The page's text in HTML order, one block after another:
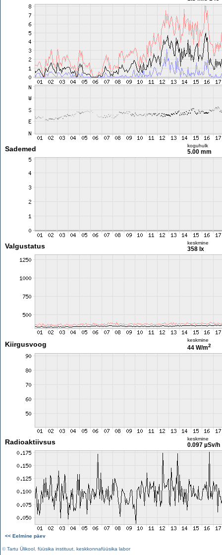
Sademed koguhulk
5.00 mm
Valgustatus keskmine
358 lx
Kiirgusvoog
keskmine
44 W/m2
Radioaktiivsus keskmine
0.097 µSv/h
<< Eelmine päev
©Tartu Ülikool füüsika instituut keskkonnafüüsika labor